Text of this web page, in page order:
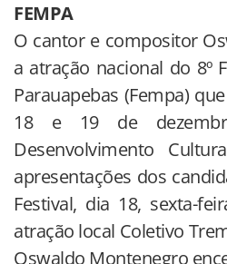
FEMPA
O cantor e compositor
a atração nacional do 8º
Parauapebas (Fempa)
18 e 19 de
Desenvolvimento
apresentações dos
Festival, dia 18, sexta-
atração local Coletivo
Oswaldo Montenegro